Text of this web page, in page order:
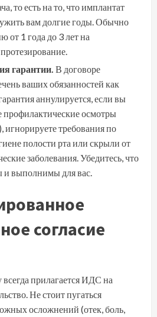
то есть на то, что имплантат
вам долгие годы. Обычно
от 1 года до 3 лет на
гарантии. В договоре
ваших обязанностей как
аннулируется, если вы
профилактические осмотры
игнорируете требования по
полости рта или скрыли от
заболевания. Убедитесь, что
и выполнимы для вас.
согласие
прилагается ИДС на
Не стоит пугаться
осложнений (отек, боль,